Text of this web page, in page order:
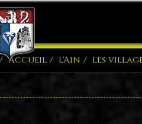
Accueil L'Ain Les